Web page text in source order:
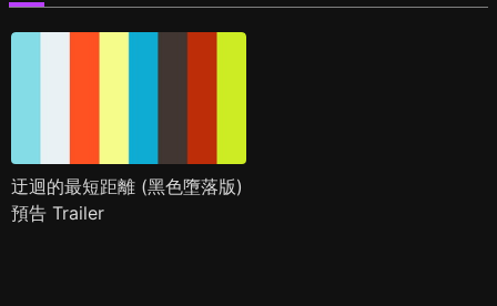
迂迴的最短距離 (黑色墮落版)
預告 Trailer